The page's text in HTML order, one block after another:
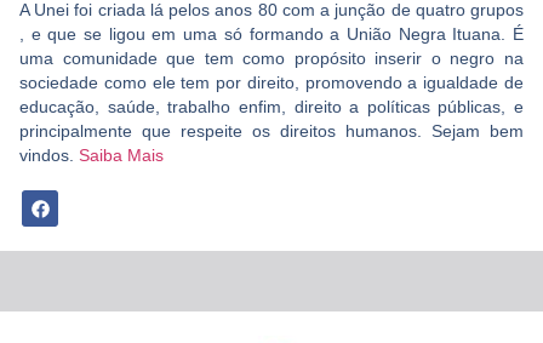
A Unei foi criada lá pelos anos 80 com a junção de quatro grupos
, e que se ligou em uma só formando a União Negra Ituana. É
uma comunidade que tem como propósito inserir o negro na
sociedade como ele tem por direito, promovendo a igualdade de
educação, saúde, trabalho enfim, direito a políticas públicas, e
principalmente que respeite os direitos humanos. Sejam bem
vindos. Saiba Mais